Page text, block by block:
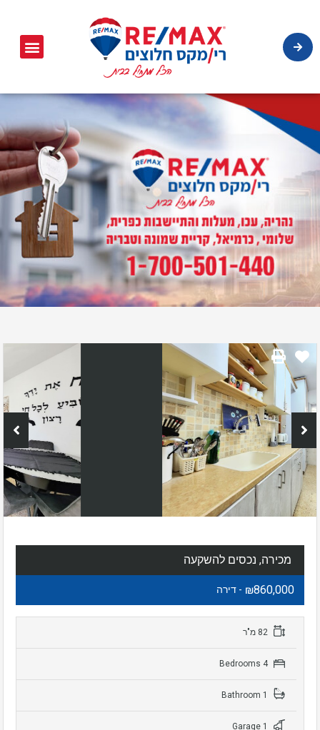
מכירה, נכסים להשקעה
₪860,000 - דירה
4 Bedrooms